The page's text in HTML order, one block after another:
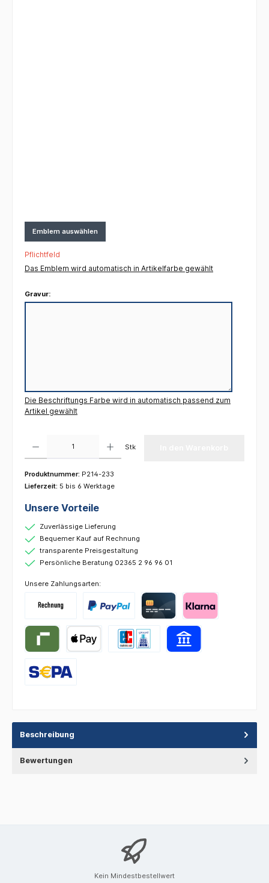
Emblem auswählen
Pflichtfeld
Das Emblem wird automatisch in Artikelfarbe gewählt
Gravur:
Die Beschriftungs Farbe wird in automatisch passend zum
Artikel gewählt
Stk
Produktnummer: P214-233
Lieferzeit: 5 bis 6 Werktage
Unsere Vorteile
Zuverlässige Lieferung
Bequemer Kauf auf Rechnung
transparente Preisgestaltung
Persönliche Beratung 02365 2 96 96 01
Unsere Zahlungsarten:
Beschreibung
Bewertungen
Kein Mindestbestellwert